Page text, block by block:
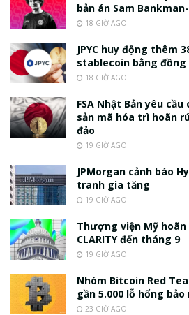
bản án Sam
18 GIỜ AGO
JPYC huy động thêm
stablecoin bằng đồng
18 GIỜ AGO
FSA Nhật Bản yêu
sản mã hóa trì hoãn
đảo
19 GIỜ AGO
JPMorgan cảnh báo
tranh gia tăng
19 GIỜ AGO
Thượng viện Mỹ
CLARITY đến tháng 9
19 GIỜ AGO
Nhóm Bitcoin Red
gần 5.000 lỗ hổng bảo
23 GIỜ AGO